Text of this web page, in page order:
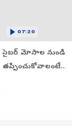
సైబర్ మోసాల నుండి
తప్పించుకోవాలంటే..
07:20